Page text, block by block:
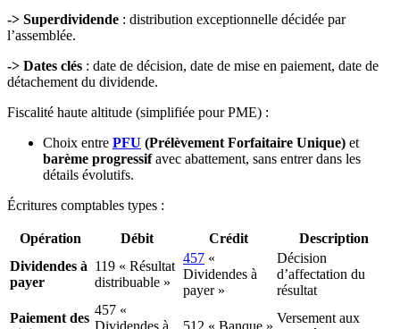
-> Superdividende : distribution exceptionnelle décidée par
l’assemblée.
-> Dates clés : date de décision, date de mise en paiement, date de
détachement du dividende.
Fiscalité haute altitude (simplifiée pour PME) :
Choix entre PFU (Prélèvement Forfaitaire Unique) et
barème progressifavec abattement, sans entrer dans les
détails évolutifs.
Écritures comptables types :
Opération Débit Crédit
Description
Dividendes à
payer
119 « Résultat
distribuable »
457 «
Dividendes à
payer »
Décision
d’affectation du
résultat
Paiement des
457 «
Versement aux